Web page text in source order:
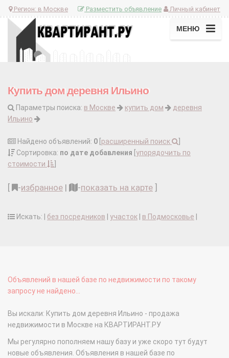
Регион: в Москве Личный кабинет
Разместить объявление
МЕНЮ
Купить дом деревня Ильино
Параметры поиска: в Москве купить дом
деревня
Ильино
Найдено объявлений: 0 расширенный поиск
Сортировка: по дате добавления упорядочить по
стоимости
-избранное | -показать на карте
Искать: | без посредников участок в Подмосковье
Объявлений в нашей базе по недвижимости по такому
запросу не найдено...
Вы искали: Купить дом деревня Ильино - продажа
недвижимости в Москве на КВАРТИРАНТ.РУ
Мы регулярно пополняем нашу базу и уже скоро тут будут
новые объявления. Объявления в нашей базе по